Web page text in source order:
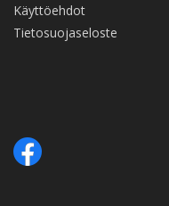
Käyttöehdot
Tietosuojaseloste